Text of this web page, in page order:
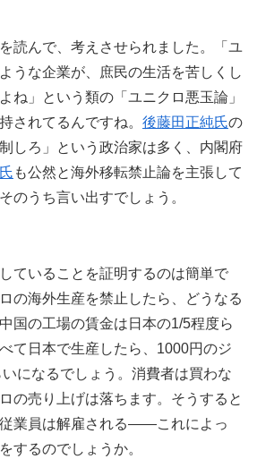
を読んで、考えさせられました。「ユ
うな企業が、庶民の生活を苦しくし
ね」という類の「ユニクロ悪玉論」
されてるんですね。 後藤田正純氏の
しろ」という政治家は多く、内閣府
も公然と海外移転禁止論を主張して
のうち言い出すでしょう。
ていることを証明するのは簡単で
の海外生産を禁止したら、どうなる
国の工場の賃金は日本の1/5程度ら
て日本で生産したら、1000円のジ
になるでしょう。消費者は買わな
の売り上げは落ちます。そうすると
業員は解雇される――これによっ
するのでしょうか。